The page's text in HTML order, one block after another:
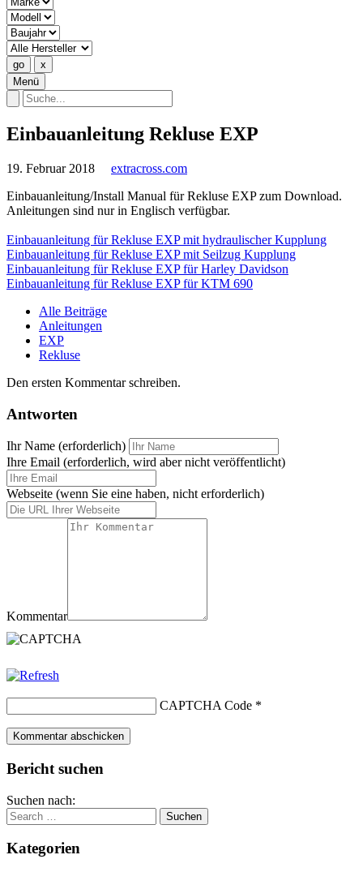
Menü
Einbauanleitung Rekluse EXP
19. Februar 2018
extracross.com
Einbauanleitung/Install Manual für Rekluse EXP zum Download.
Anleitungen sind nur in Englisch verfügbar.
Einbauanleitung für Rekluse EXP mit hydraulischer Kupplung
Einbauanleitung für Rekluse EXP mit Seilzug Kupplung
Einbauanleitung für Rekluse EXP für Harley Davidson
Einbauanleitung für Rekluse EXP für KTM 690
Alle Beiträge
Anleitungen
EXP
Rekluse
Den ersten Kommentar schreiben.
Antworten
Ihr Name (erforderlich)
Ihre Email (erforderlich, wird aber nicht veröffentlicht)
Webseite (wenn Sie eine haben, nicht erforderlich)
Kommentar
CAPTCHA Code *
Bericht suchen
Suchen nach:
Kategorien